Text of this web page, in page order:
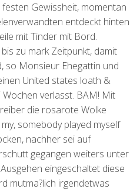
Gewissheit, momentan
entdeckt hinten
mit Tinder mit Bord.
zu mark Zeitpunkt, damit
so Monsieur Ehegattin und
United states loath &
verlasst. BAM! Mit
die rosarote Wolke
somebody played myself
nachher sei auf
gegangen weiters unter
eingeschaltet diese
mutma?lich irgendetwas